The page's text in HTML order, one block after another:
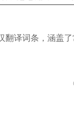
译词条，涵盖